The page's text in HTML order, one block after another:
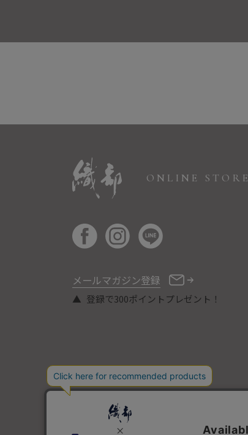
ONLINE STORE
メールマガジン登録
登録で300ポイントプレゼント！
COPYRIGHT © ORIBE ALL RIGHTS RESERVED.